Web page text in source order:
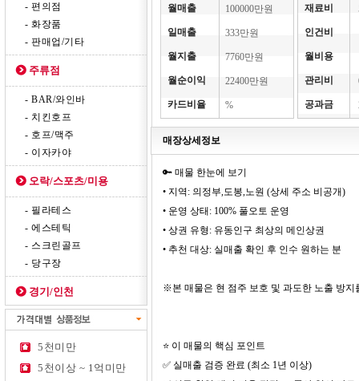
- 편의점
- 화장품
- 판매업/기타
주류점
- BAR/와인바
- 치킨호프
- 호프/맥주
- 이자카야
오락/스포츠/미용
- 필라테스
- 에스테틱
- 스크린골프
- 당구장
경기/인천
5천미만
5천이상 ~ 1억미만
월매출 100000만원
일매출 333만원
월지출 7760만원
월순이익 22400만원
카드비율 %
재료비
인건비
월비용
관리비
공과금
매장상세정보
🔑 매물 한눈에 보기
• 지역: 의정부,도봉,노원 (상세 주소 비공개)
• 운영 상태: 100% 풀오토 운영
• 상권 유형: 유동인구 최상의 메인상권
• 추천 대상: 실매출 확인 후 인수 원하는 분
※본 매물은 현 점주 보호 및 과도한 노출 방
⭐ 이 매물의 핵심 포인트
✅ 실매출 검증 완료 (최소 1년 이상)